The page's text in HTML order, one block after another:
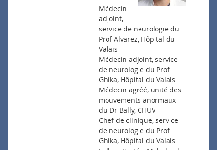
Médecin
adjoint,
service de neurologie du
Prof Alvarez, Hôpital du
Valais
Médecin adjoint, service
de neurologie du Prof
Ghika, Hôpital du Valais
Médecin agréé, unité des
mouvements anormaux
du Dr Bally, CHUV
Chef de clinique, service
de neurologie du Prof
Ghika, Hôpital du Valais